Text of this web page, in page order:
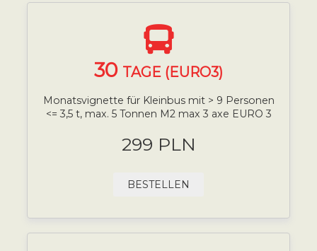
30 TAGE (EURO3)
Monatsvignette für Kleinbus mit > 9 Personen
<= 3,5 t, max. 5 Tonnen M2 max 3 axe EURO 3
299 PLN
BESTELLEN